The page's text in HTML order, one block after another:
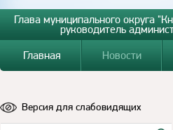
Глава муниципального округа
руководитель
Главная
Новости
Версия для слабовидящих